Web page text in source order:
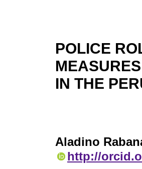
POLICE
IN THE
Aladino
http://